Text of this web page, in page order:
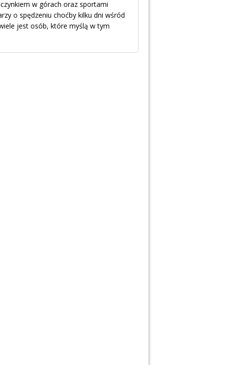
w górach oraz sportami
o spędzeniu choćby kilku dni wśród
jest osób, które myślą w tym